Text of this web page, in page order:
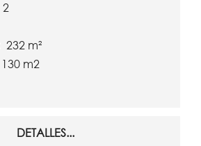
2
232 m²
130 m2
DETALLES...